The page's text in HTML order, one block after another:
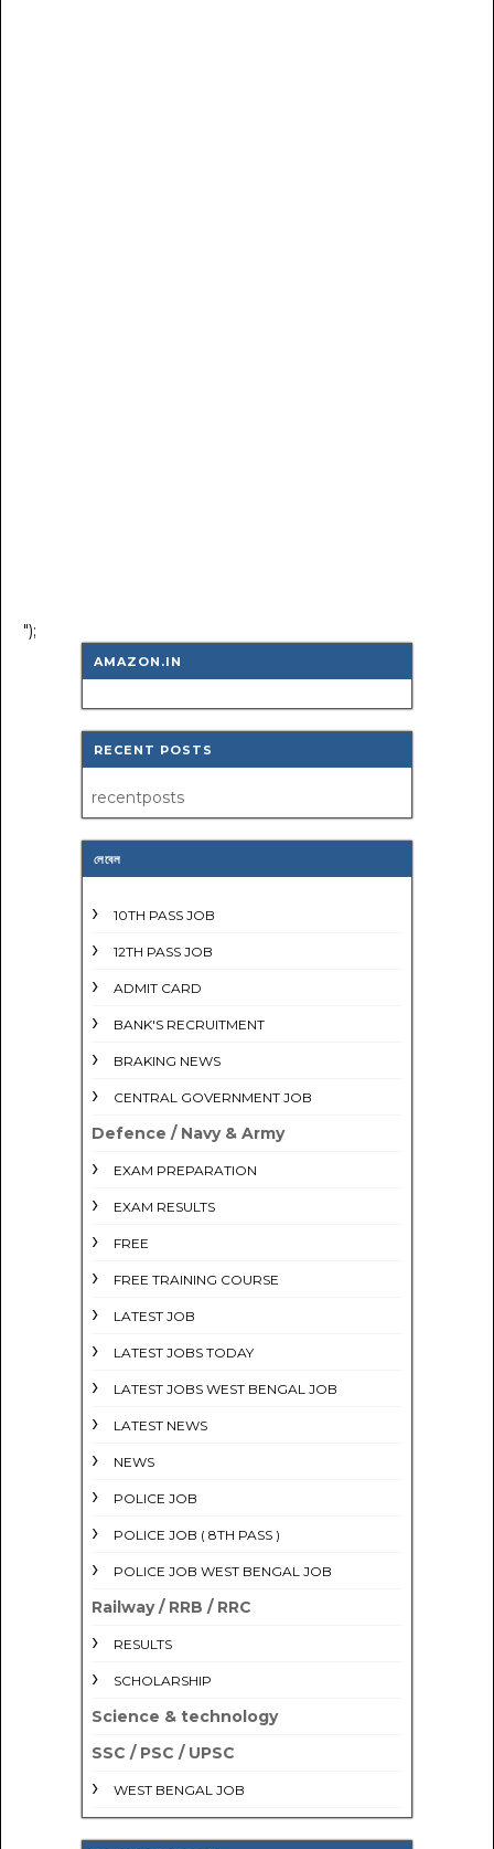
");
AMAZON.IN
RECENT POSTS
recentposts
লেবেল
10TH PASS JOB
12TH PASS JOB
ADMIT CARD
BANK'S RECRUITMENT
BRAKING NEWS
CENTRAL GOVERNMENT JOB
Defence / Navy & Army
EXAM PREPARATION
EXAM RESULTS
FREE
FREE TRAINING COURSE
LATEST JOB
LATEST JOBS TODAY
LATEST JOBS WEST BENGAL JOB
LATEST NEWS
NEWS
POLICE JOB
POLICE JOB ( 8TH PASS )
POLICE JOB WEST BENGAL JOB
Railway / RRB / RRC
RESULTS
SCHOLARSHIP
Science & technology
SSC / PSC / UPSC
WEST BENGAL JOB